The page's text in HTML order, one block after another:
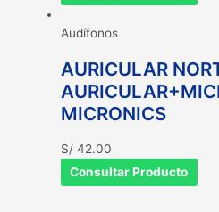
Audífonos
AURICULAR
MICRONICS
S/ 42.00
Consultar Producto